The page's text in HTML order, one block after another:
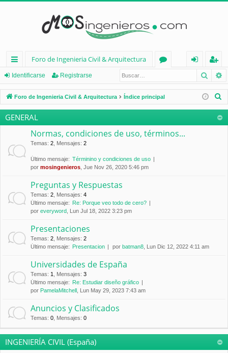
nl
ac
es
rá
d
Foro de Ingenieria Civil & Arquitectura
os
nt
ifi
eg
ist
ra
Identificarse Registrarse
Foro de Ingenieria Civil & Arquitectura Índice principal
GENERAL
Normas, condiciones de uso, términos...
Temas: 2 Mensajes: 2
Último mensaje: Términino y condiciones de uso
por mosingenieros , Jue Nov 26, 2020 5:46 pm
Preguntas y Respuestas
Temas: 2 Mensajes: 4
Último mensaje: Re: Porque veo todo de cero?
por everyword , Lun Jul 18, 2022 3:23 pm
Presentaciones
Temas: 2 Mensajes: 2
Último mensaje: Presentacion por batman8 , Lun Dic 12, 2022 4:11 am
Universidades de España
Temas: 1 Mensajes: 3
Último mensaje: Re: Estudiar diseño gráfico
por PamelaMitchell , Lun May 29, 2023 7:43 am
Anuncios y Clasificados
Temas: 0 Mensajes: 0
INGENIERÍA CIVIL (España)